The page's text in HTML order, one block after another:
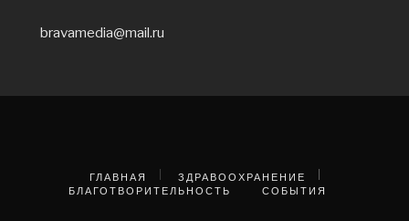
bravamedia@mail.ru
ГЛАВНАЯ
ЗДРАВООХРАНЕНИЕ
БЛАГОТВОРИТЕЛЬНОСТЬ
СОБЫТИЯ